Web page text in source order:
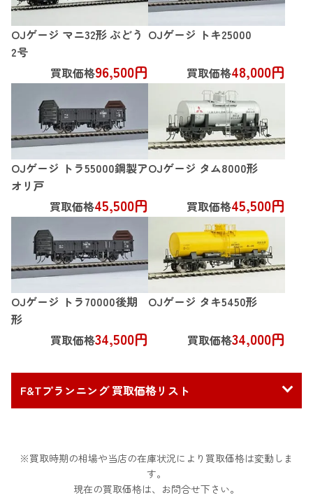
OJゲージ マニ32形 ぶどう
2号
買取価格96,500円
OJゲージ トキ25000
買取価格48,000円
OJゲージ トラ55000鋼製ア
オリ戸
買取価格45,500円
OJゲージ タム8000形
買取価格45,500円
OJゲージ トラ70000後期
形
買取価格34,500円
OJゲージ タキ5450形
買取価格34,000円
F&Tプランニング 買取価格リスト
※買取時期の相場や当店の在庫状況により買取価格は変動しま
す。
現在の買取価格は、お問合せ下さい。